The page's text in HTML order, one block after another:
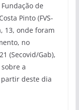
de
Pinto (FVS-
13, onde foram
no
(Secovid/Gab),
a
deste dia